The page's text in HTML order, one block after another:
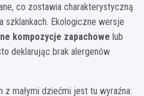
co zostawia charakterystyczną
szklankach. Ekologiczne wersje
kompozycje zapachowe lub
deklarując brak alergenów
małymi dziećmi jest tu wyraźna: